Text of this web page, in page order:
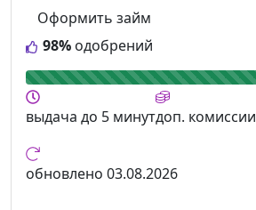
98% одобрений
Оформить займ
выдача до 5 минутдоп. комиссии
обновлено 03.08.2026